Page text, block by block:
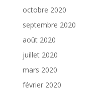
octobre 2020
septembre 2020
août 2020
juillet 2020
mars 2020
février 2020